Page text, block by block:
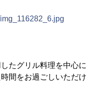
たグリル料理を中心
間をお過ごしいただけ